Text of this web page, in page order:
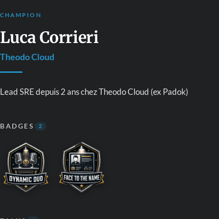
CHAMPION
Luca Corrieri
Theodo Cloud
Lead SRE depuis 2 ans chez Theodo Cloud (ex Padok)
BADGES 2